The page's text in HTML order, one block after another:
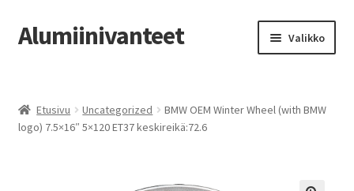
Siirry
navigointiin
Siirry
sisältöön
Alumiinivanteet Valikko
Kauppa
Etusivu Uncategorized
BMW OEM Winter Wheel (with BMW
logo) 7.5×16″ 5×120 ET37 keskireikä:72.6